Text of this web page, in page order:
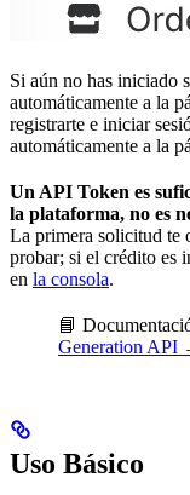
Si aún no has iniciado
automáticamente a la
registrarte e iniciar
automáticamente a la
Un API Token es
la plataforma, no es
La primera solicitud te
probar; si el crédito es
en la consola.
📘
Generation API
Uso Básico